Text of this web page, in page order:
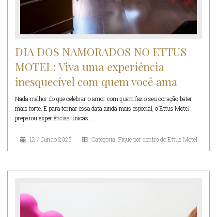
DIA DOS NAMORADOS NO ETTUS
MOTEL: Viva uma experiência
inesquecível com quem você ama
Nada melhor do que celebrar o amor com quem faz o seu coração bater
mais forte. E para tornar essa data ainda mais especial, o Ettus Motel
preparou experiências únicas...
12 / Junho 2025 Categoria: Fique por dentro do Ettus Motel